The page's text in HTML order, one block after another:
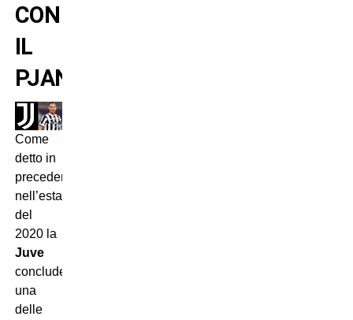
CON
IL
PJANIC
Come
detto in
precedenza,
nell’estate
del
2020 la
Juve
conclude
una
delle